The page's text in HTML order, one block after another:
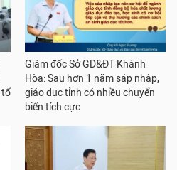
tố
Giám đốc Sở GD&ĐT Khánh
Hòa: Sau hơn 1 năm sáp nhập,
giáo dục tỉnh có nhiều chuyển
biến tích cực